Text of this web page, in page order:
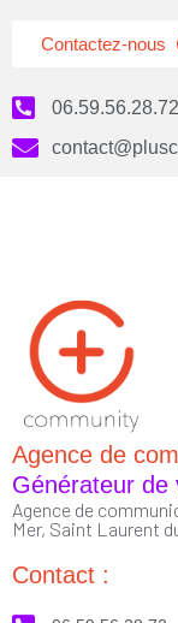
Contactez-nous
06.59.56.28.72
Agence de
Générateur de
Agence de
Mer, Saint Laurent
Contact :